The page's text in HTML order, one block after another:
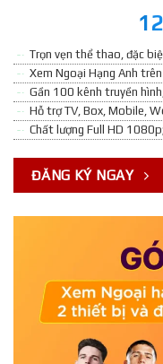
Trọn vẹn thể thao, đặc
Xem Ngoại Hạng Anh
Gần 100 kênh truyền
Hỗ trợ TV, Box, Mobile,
Chất lượng Full HD
ĐĂNG KÝ NGAY